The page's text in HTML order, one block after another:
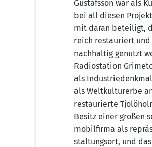
Gustafs­son war als
bei all die­sen
mit dar­an betei­ligt,
reich restau­riert
nach­hal­tig genutzt
Radio­sta­ti­on
als Indus­trie­denk­mal
als Welt­kul­tur­er­be
restau­rier­te
Besitz einer gro­ßen
mo­bil­fir­ma als
stal­tungs­ort, und